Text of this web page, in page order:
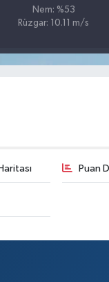
Nem: %53
Rüzgar: 10.11 m/s
Puan